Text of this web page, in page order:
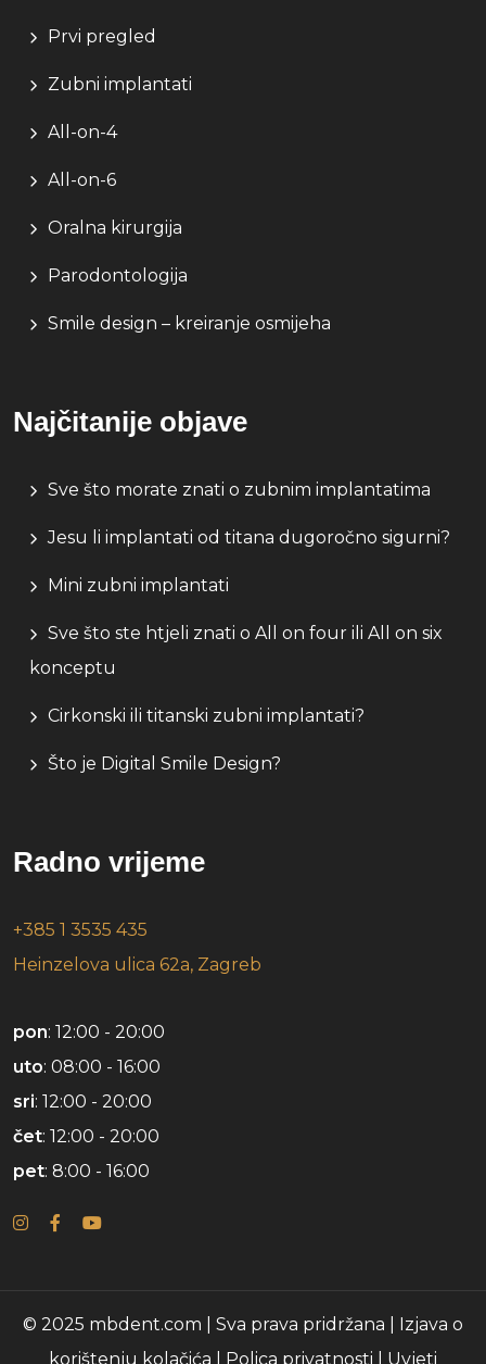
Prvi pregled
Zubni implantati
All-on-4
All-on-6
Oralna kirurgija
Parodontologija
Smile design – kreiranje osmijeha
Najčitanije objave
Sve što morate znati o zubnim implantatima
Jesu li implantati od titana dugoročno sigurni?
Mini zubni implantati
Sve što ste htjeli znati o All on four ili All on six
konceptu
Cirkonski ili titanski zubni implantati?
Što je Digital Smile Design?
Radno vrijeme
+385 1 3535 435
Heinzelova ulica 62a, Zagreb
pon: 12:00 - 20:00
uto: 08:00 - 16:00
sri: 12:00 - 20:00
čet: 12:00 - 20:00
pet: 8:00 - 16:00
© 2025 mbdent.com | Sva prava pridržana | Izjava o
korištenju kolačića
Polica privatnosti Uvjeti